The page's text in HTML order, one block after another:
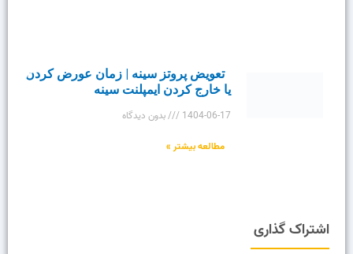
تعویض پروتز سینه | زمان عورض کردن
یا خارج کردن ایمپلنت سینه
1404-06-17
بدون دیدگاه
مطالعه بیشتر »
اشتراک گذاری